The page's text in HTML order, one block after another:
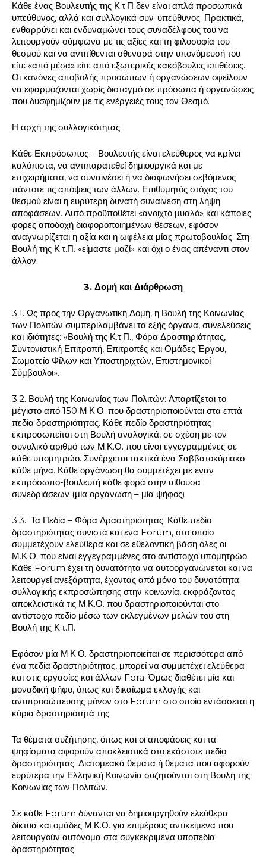
Κάθε ένας Βουλευτής της Κ.τ.Π δεν είναι απλά προσωπικά
υπεύθυνος, αλλά και συλλογικά συν-υπεύθυνος. Πρακτικά,
ενθαρρύνει και ενδυναμώνει τους συναδέλφους του να
λειτουργούν σύμφωνα με τις αξίες και τη φιλοσοφία του
θεσμού και να αντιτίθενται σθεναρά στην υπονόμευσή του
είτε «από μέσα» είτε από εξωτερικές κακόβουλες επιθέσεις.
Οι κανόνες αποβολής προσώπων ή οργανώσεων οφείλουν
να εφαρμόζονται χωρίς δισταγμό σε πρόσωπα ή οργανώσεις
που δυσφημίζουν με τις ενέργειές τους τον Θεσμό.
Η αρχή της συλλογικότητας
Κάθε Εκπρόσωπος – Βουλευτής είναι ελεύθερος να κρίνει
καλόπιστα, να αντιπαρατεθεί δημιουργικά και με
επιχειρήματα, να συναινέσει ή να διαφωνήσει σεβόμενος
πάντοτε τις απόψεις των άλλων. Επιθυμητός στόχος του
θεσμού είναι η ευρύτερη δυνατή συναίνεση στη λήψη
αποφάσεων. Αυτό προϋποθέτει «ανοιχτό μυαλό» και κάποιες
φορές αποδοχή διαφοροποιημένων θέσεων, εφόσον
αναγνωρίζεται η αξία και η ωφέλεια μίας πρωτοβουλίας. Στη
Βουλή της Κ.τ.Π. «είμαστε μαζί» και όχι ο ένας απέναντι στον
άλλον.
3. Δομή και Διάρθρωση
3.1. Ως προς την Οργανωτική Δομή, η Βουλή της Κοινωνίας
των Πολιτών συμπεριλαμβάνει τα εξής όργανα, συνελεύσεις
και ιδιότητες: «Βουλή της Κ.τ.Π., Φόρα Δραστηριότητας,
Συντονιστική Επιτροπή, Επιτροπές και Ομάδες Έργου,
Σωματείο Φίλων και Υποστηριχτών, Επιστημονικοί
Σύμβουλοι».
3.2. Βουλή της Κοινωνίας των Πολιτών: Απαρτίζεται το
μέγιστο από 150 Μ.Κ.Ο. που δραστηριοποιούνται στα επτά
πεδία δραστηριότητας. Κάθε πεδίο δραστηριότητας
εκπροσωπείται στη Βουλή αναλογικά, σε σχέση με τον
συνολικό αριθμό των Μ.Κ.Ο. που είναι εγγεγραμμένες σε
κάθε υπομητρώο. Συνέρχεται τακτικά ένα Σαββατοκύριακο
κάθε μήνα. Κάθε οργάνωση θα συμμετέχει με έναν
εκπρόσωπο-βουλευτή κάθε φορά στην αίθουσα
συνεδριάσεων (μία οργάνωση – μία ψήφος)
3.3. Τα Πεδία – Φόρα Δραστηριότητας: Κάθε πεδίο
δραστηριότητας συνιστά και ένα Forum, στο οποίο
συμμετέχουν ελεύθερα και σε εθελοντική βάση όλες οι
Μ.Κ.Ο. που είναι εγγεγραμμένες στο αντίστοιχο υπομητρώο.
Κάθε Forum έχει τη δυνατότητα να αυτοοργανώνεται και να
λειτουργεί ανεξάρτητα, έχοντας από μόνο του δυνατότητα
συλλογικής εκπροσώπησης στην κοινωνία, εκφράζοντας
αποκλειστικά τις Μ.Κ.Ο. που δραστηριοποιούνται στο
αντίστοιχο πεδίο μέσω των εκλεγμένων μελών του στη
Βουλή της Κ.τ.Π.
Εφόσον μία Μ.Κ.Ο. δραστηριοποιείται σε περισσότερα από
ένα πεδία δραστηριότητας, μπορεί να συμμετέχει ελεύθερα
και στις εργασίες και άλλων Fora. Όμως διαθέτει μία και
μοναδική ψήφο, όπως και δικαίωμα εκλογής και
αντιπροσώπευσης μόνον στο Forum στο οποίο εντάσσεται η
κύρια δραστηριότητά της.
Τα θέματα συζήτησης, όπως και οι αποφάσεις και τα
ψηφίσματα αφορούν αποκλειστικά στο εκάστοτε πεδίο
δραστηριότητας. Διατομεακά θέματα ή θέματα που αφορούν
ευρύτερα την Ελληνική Κοινωνία συζητούνται στη Βουλή της
Κοινωνίας των Πολιτών.
Σε κάθε Forum δύνανται να δημιουργηθούν ελεύθερα
δίκτυα και ομάδες Μ.Κ.Ο. για επιμέρους αντικείμενα που
λειτουργούν αυτόνομα στα συγκεκριμένα υποπεδία
δραστηριότητας.